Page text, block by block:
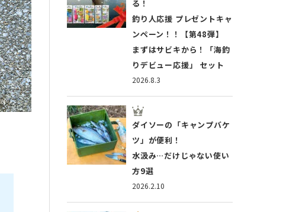
2026.8.3
る！
釣り人応援 プレゼントキャ
ンペーン！！【第48弾】
まずはサビキから！「海釣
りデビュー応援」 セット
2026.2.10
ダイソーの「キャンプバケ
ツ」が便利！
水汲み…だけじゃない使い
方9選